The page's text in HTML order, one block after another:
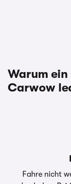
Warum
Carwow
Fahre nicht